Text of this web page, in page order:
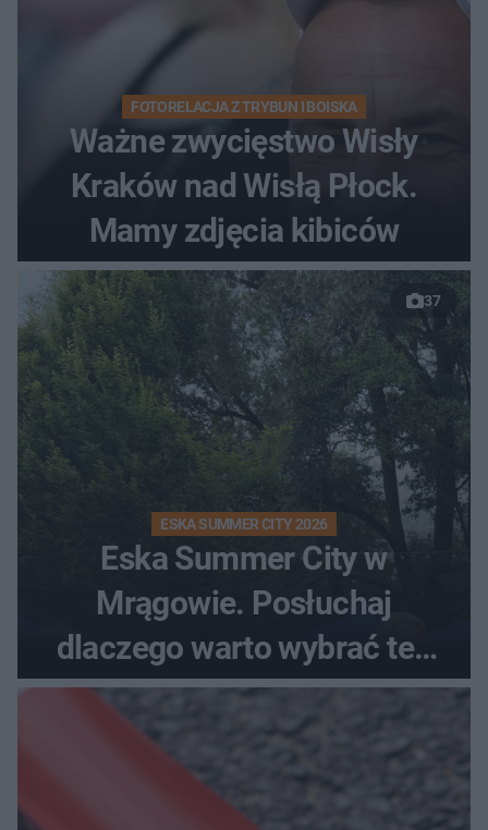
FOTORELACJA Z TRYBUN I BOISKA
Ważne zwycięstwo Wisły
Kraków nad Wisłą Płock.
Mamy zdjęcia kibiców
37
ESKA SUMMER CITY 2026
Eska Summer City w
Mrągowie. Posłuchaj
dlaczego warto wybrać ten
kierunek na urlop!